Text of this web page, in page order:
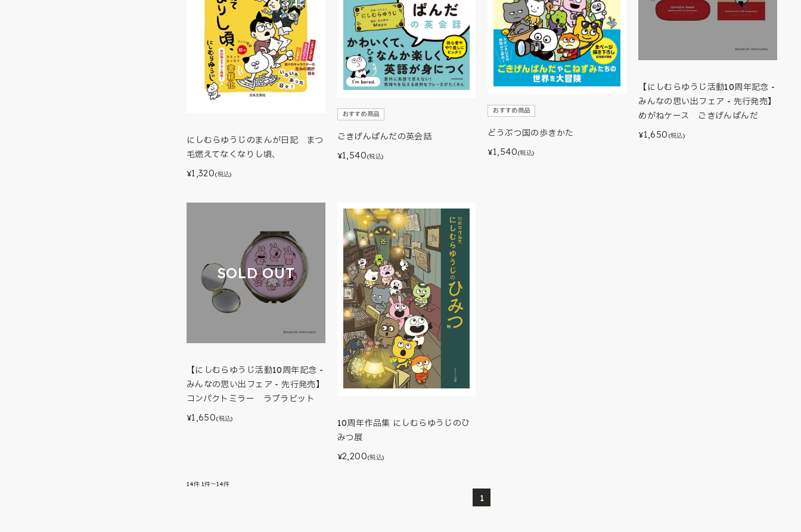
にしむらゆうじのまんが日記 まつ
毛燃えてなくなりし頃、
¥1,320(税込)
おすすめ商品
ごきげんぱんだの英会話
¥1,540(税込)
おすすめ商品
どうぶつ国の歩きかた
¥1,540(税込)
【にしむらゆうじ活動10周年記念 -
みんなの思い出フェア - 先行発売】
めがねケース ごきげんぱんだ
¥1,650 (税込)
SOLD OUT
【にしむらゆうじ活動10周年記念 -
みんなの思い出フェア - 先行発売】
コンパクトミラー ラブラビット
¥1,650(税込)
10周年作品集 にしむらゆうじのひ
みつ展
¥2,200(税込)
14件 1件～14件
1